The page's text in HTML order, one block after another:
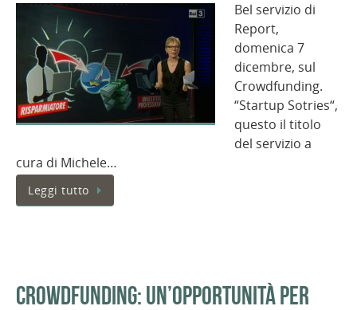
Bel servizio di
Report,
domenica 7
dicembre, sul
Crowdfunding.
“Startup Sotries“,
questo il titolo
del servizio a
cura di Michele…
Leggi tutto
Crowdfunding: un’opportunità per